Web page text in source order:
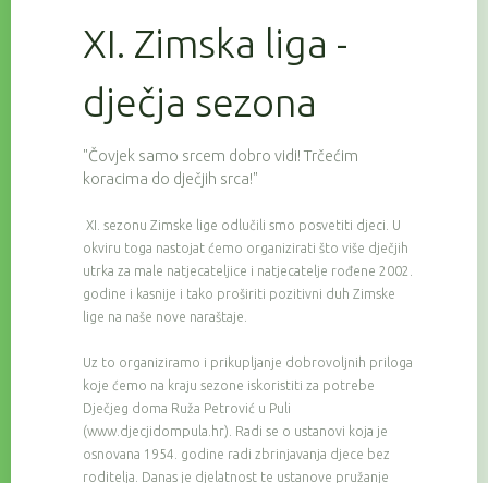
XI. Zimska liga -
dječja sezona
"Čovjek samo srcem dobro vidi! Trčećim
koracima do dječjih srca!"
XI. sezonu Zimske lige odlučili smo posvetiti djeci. U
okviru toga nastojat ćemo organizirati što više dječjih
utrka za male natjecateljice i natjecatelje rođene 2002.
godine i kasnije i tako proširiti pozitivni duh Zimske
lige na naše nove naraštaje.
Uz to organiziramo i prikupljanje dobrovoljnih priloga
koje ćemo na kraju sezone iskoristiti za potrebe
Dječjeg doma Ruža Petrović u Puli
(www.djecjidompula.hr). Radi se o ustanovi koja je
osnovana 1954. godine radi zbrinjavanja djece bez
roditelja. Danas je djelatnost te ustanove pružanje